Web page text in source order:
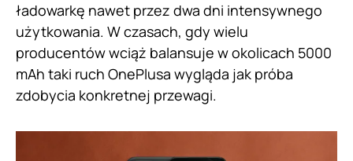
ładowarkę nawet przez dwa dni intensywnego
użytkowania. W czasach, gdy wielu
producentów wciąż balansuje w okolicach 5000
mAh taki ruch OnePlusa wygląda jak próba
zdobycia konkretnej przewagi.